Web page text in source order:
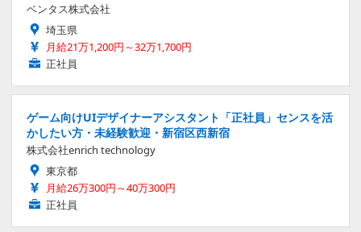
ベンタス株式会社
埼玉県
月給21万1,200円～32万1,700円
正社員
ゲーム向けUIデザイナーアシスタント「正社員」センスを活
かしたい方・未経験歓迎・新宿区西新宿
株式会社enrich technology
東京都
月給26万300円～40万300円
正社員